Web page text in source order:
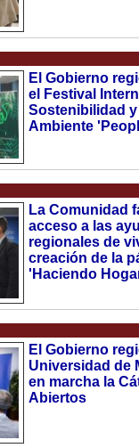
El Gobierno
el Festival
Sostenibilidad
Ambiente
La Comunidad
acceso a las
regionales de
creación de la
'Haciendo
El Gobierno
Universidad de
en marcha la
Abiertos